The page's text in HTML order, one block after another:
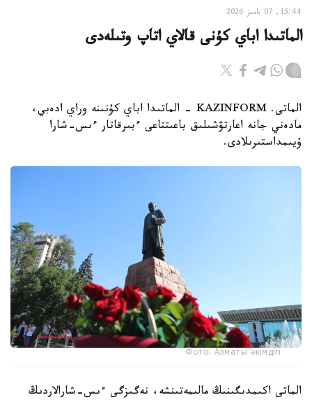
15:44, 07 تامىز 2026
الماتىدا اباي كۇنى قالاي اتاپ وتىلەدى
الماتى. KAZINFORM - الماتىدا اباي كۇنىنە وراي ادەبي،
مادەني جانە اعارتۋشىلىق باعىتتاعى ءبىرقاتار ءىس-شارا
ۇيىمداستىرىلادى.
Фото: Алматы әкімдігі
الماتى اكىمدىگىنىڭ مالىمەتىنشە، نەگىزگى ءىس-شارالاردىڭ